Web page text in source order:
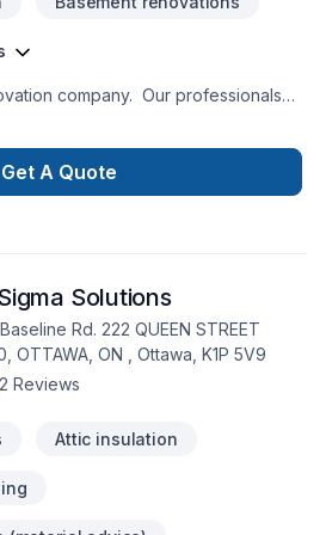
Our professionals
understands the importance
in order to honor factory warranty.
Get A Quote
Solutions
Rd. 222 QUEEN STREET
OTTAWA, ON , Ottawa, K1P 5V9
2 Reviews
Attic insulation